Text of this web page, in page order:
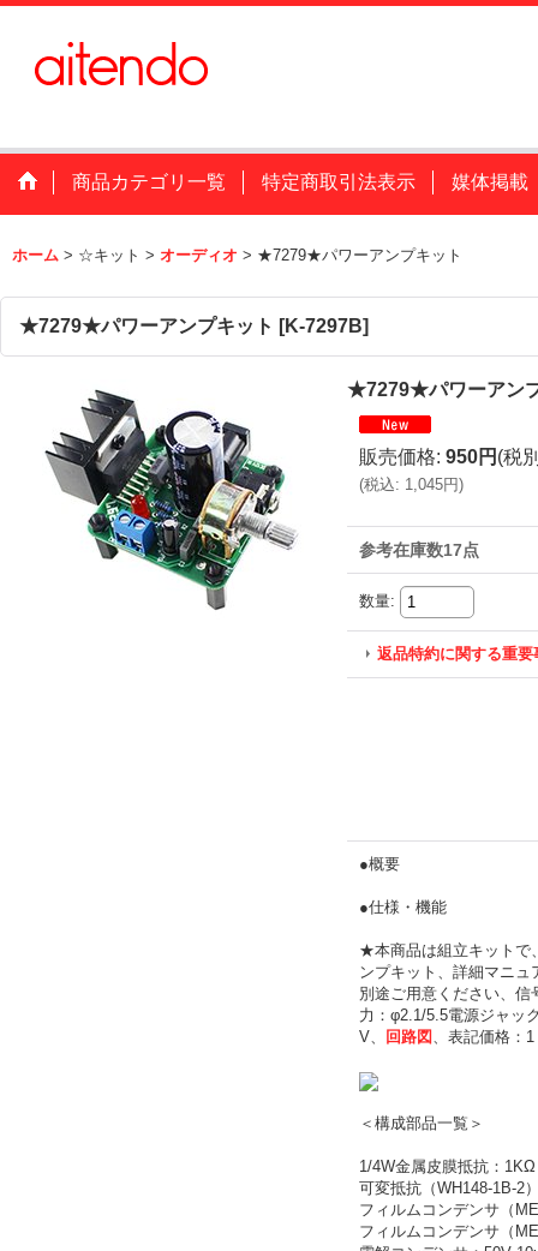
商品カテゴリ一覧 特定商取引法表示 媒体掲載
ホーム > ☆キット > オーディオ > ★7279★パワーアンプキット
★7279★パワーアンプキット [K-7297B]
★7279★パワーアン
販売価格: 950円 (税
(税込: 1,045円)
参考在庫数17点
数量:
返品特約に関する重要
●概要
●仕様・機能
★本商品は組立キットで
ンプキット、詳細マニ
別途ご用意ください、
力：φ2.1/5.5電源ジャッ
V、
回路図 、表記価格：1
＜構成部品一覧＞
1/4W金属皮膜抵抗：
可変抵抗（WH148-1B-2
フィルムコンデンサ（
フィルムコンデンサ（